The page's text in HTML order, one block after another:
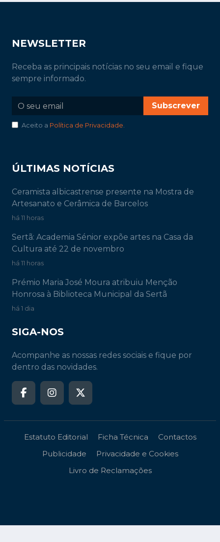
NEWSLETTER
Receba as principais notícias no seu email e fique
sempre informado.
Subscrever
Aceito a Política de Privacidade.
ÚLTIMAS NOTÍCIAS
Ceramista albicastrense presente na Mostra de
Artesanato e Cerâmica de Barcelos
há 11 horas
Sertã: Academia Sénior expõe artes na Casa da
Cultura até 22 de novembro
há 11 horas
Prémio Maria José Moura atribuiu Menção
Honrosa à Biblioteca Municipal da Sertã
há 1 dia
SIGA-NOS
Acompanhe as nossas redes sociais e fique por
dentro das novidades.
Estatuto Editorial Ficha Técnica
Contactos
Publicidade
Privacidade e Cookies
Livro de Reclamações